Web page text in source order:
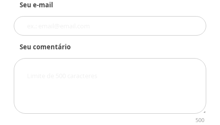
Seu e-mail
Seu comentário
500